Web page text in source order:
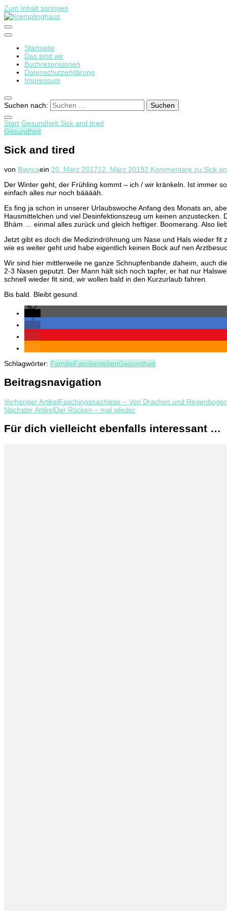
Zum Inhalt springen
Kremplinghaus
Startseite
Das sind wir
Buchrezensionen
Datenschutzerklärung
Impressum
Suchen nach:
Start Gesundheit Sick and tired
Gesundheit
Sick and tired
von Biancaein 20. März 201712. März 20192 Kommentare zu Sick
Der Winter geht, der Frühling kommt – ich / wir kränkeln. Ist immer
einfach alles nur noch bääääh.
Es fing ja schon in unserer Urlaubswoche Anfang des Monats an,
Hausmittelchen und viel Desinfektionszeug um keinen
Bhäm … einmal alles zurück und gleich heftiger. Boomerang. Also
Jetzt gibt es doch die Medizindröhnung um Nase und Hals wieder
wie es weiter geht und habe eigentlich keinen Bock auf nen
Wir sind hier mittlerweile ne ganze Schnupfenbande daheim, auch
2-3 Nasen geputzt. Der Mann hält sich noch tapfer, er hat nur
schnell wieder fit sind, wir wollen bald in den Kurzurlaub fahren.
Bis bald. Bleibt gesund.
Schlagwörter: FamilieFamilienlebenGesundheit
Beitragsnavigation
Vorheriger ArtikelFaschingsnachlese – Von Drachen und Regenbogen
Nächster ArtikelDer Rücken – mal wieder
Für dich vielleicht ebenfalls interessant …